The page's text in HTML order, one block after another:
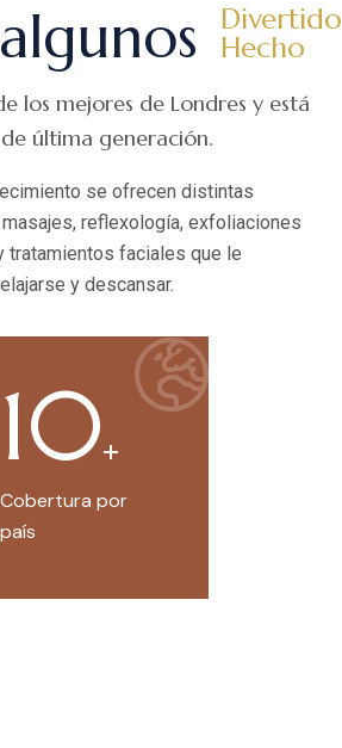
Divertido
Hecho
los mejores de Londres y está
última generación.
se ofrecen distintas
reflexología, exfoliaciones
tratamientos faciales que le
y descansar.
10
Cobertura por
país